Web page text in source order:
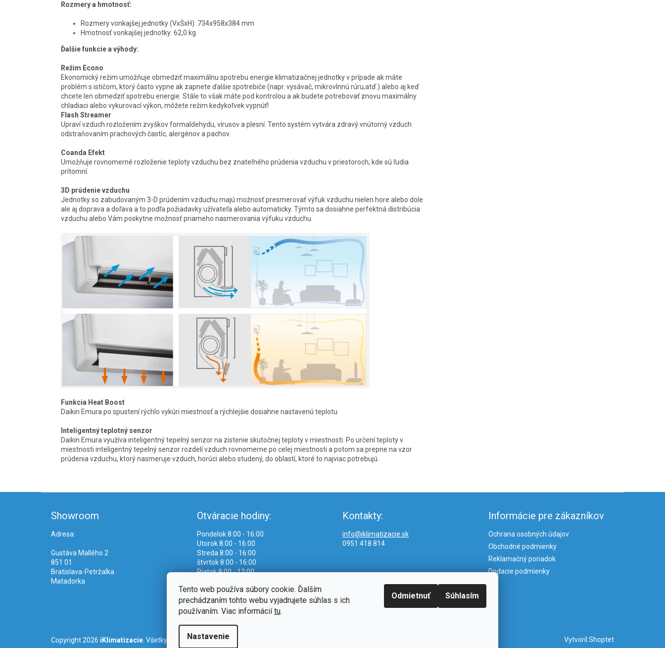
Tento web používa súbory cookie. Ďalším
prechádzaním tohto webu vyjadrujete súhlas s ich
používaním. Viac informáciítu.
Nastavenie
Odmietnuť Súhlasím
Rozmery a hmotnosť:
Rozmery vonkajšej jednotky (VxŠxH): 734x958x384 mm
Hmotnosť vonkajšej jednotky: 62,0 kg
Ďalšie funkcie a výhody:
Režim Econo
Ekonomický režim umožňuje obmedziť maximálnu spotrebu energie klimatizačnej jednotky v prípade ak máte
problém s ističom, ktorý často vypne ak zapnete ďalšie spotrebiče (napr. vysávač, mikrovlnnú rúru,atď.) alebo aj keď
chcete len obmedziť spotrebu energie. Stále to však máte pod kontrolou a ak budete potrebovať znovu maximálny
chladiaci alebo vykurovací výkon, môžete režim kedykoľvek vypnúť!
Flash Streamer
Upraví vzduch rozložením zvyškov formaldehydu, vírusov a plesní. Tento systém vytvára zdravý vnútorný vzduch
odstraňovaním prachových častíc, alergénov a pachov.
Coanda Efekt
Umožňuje rovnomerné rozloženie teploty vzduchu bez znateľného prúdenia vzduchu v priestoroch, kde sú ľudia
prítomní.
3D prúdenie vzduchu
Jednotky so zabudovaným 3-D prúdením vzduchu majú možnosť presmerovať výfuk vzduchu nielen hore alebo dole
ale aj doprava a doľava a to podľa požiadavky užívateľa alebo automaticky. Týmto sa dosiahne perfektná distribúcia
vzduchu alebo Vám poskytne možnosť priameho nasmerovania výfuku vzduchu.
Funkcia Heat Boost
Daikin Emura po spustení rýchlo vykúri miestnosť a rýchlejšie dosiahne nastavenú teplotu
Inteligentný teplotný senzor
Daikin Emura využíva inteligentný tepelný senzor na zistenie skutočnej teploty v miestnosti. Po určení teploty v
miestnosti inteligentný tepelný senzor rozdelí vzduch rovnomerne po celej miestnosti a potom sa prepne na vzor
prúdenia vzduchu, ktorý nasmeruje vzduch, horúci alebo studený, do oblastí, ktoré to najviac potrebujú.
Showroom
Adresa:
Gustáva Mallého 2
851 01
Bratislava-Petržalka
Matadorka
Otváracie hodiny:
Pondelok 8:00 - 16:00
Utorok 8:00 - 16:00
Streda 8:00 - 16:00
štvrtok 8:00 - 16:00
Piatok 8:00 - 12:00
Kontakty:
info@iklimatizacie.sk
0951 418 814
Informácie pre zákazníkov
Ochrana osobných údajov
Obchodné podmienky
Reklamačný poriadok
Dodacie podmienky
Vytvoril Shoptet
Copyright 2026 iKlimatizacie . Všetky práva vyhradené.Upraviť nastavenie cookies